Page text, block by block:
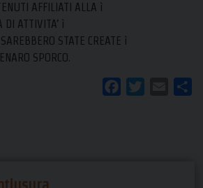
AFFILIATI ALLA ì
DI ATTIVITA’ ì
STATE CREATE ì
SPORCO.
Facebook Email